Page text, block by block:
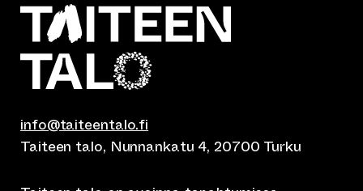
info@taiteentalo.fi
Taiteen talo, Nunnankatu 4, 20700 Turku